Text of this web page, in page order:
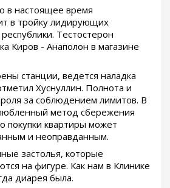
в настоящее время
в тройку лидирующих
Тестостерон
Киров - Анаполон в магазине
станции, ведется наладка
Хуснуллин. Полнота и
за соблюдением лимитов. В
метод сбережения
покупки квартиры может
и неоправданным.
застолья, которые
на фигуре. Как нам в Клинике
диарея была.